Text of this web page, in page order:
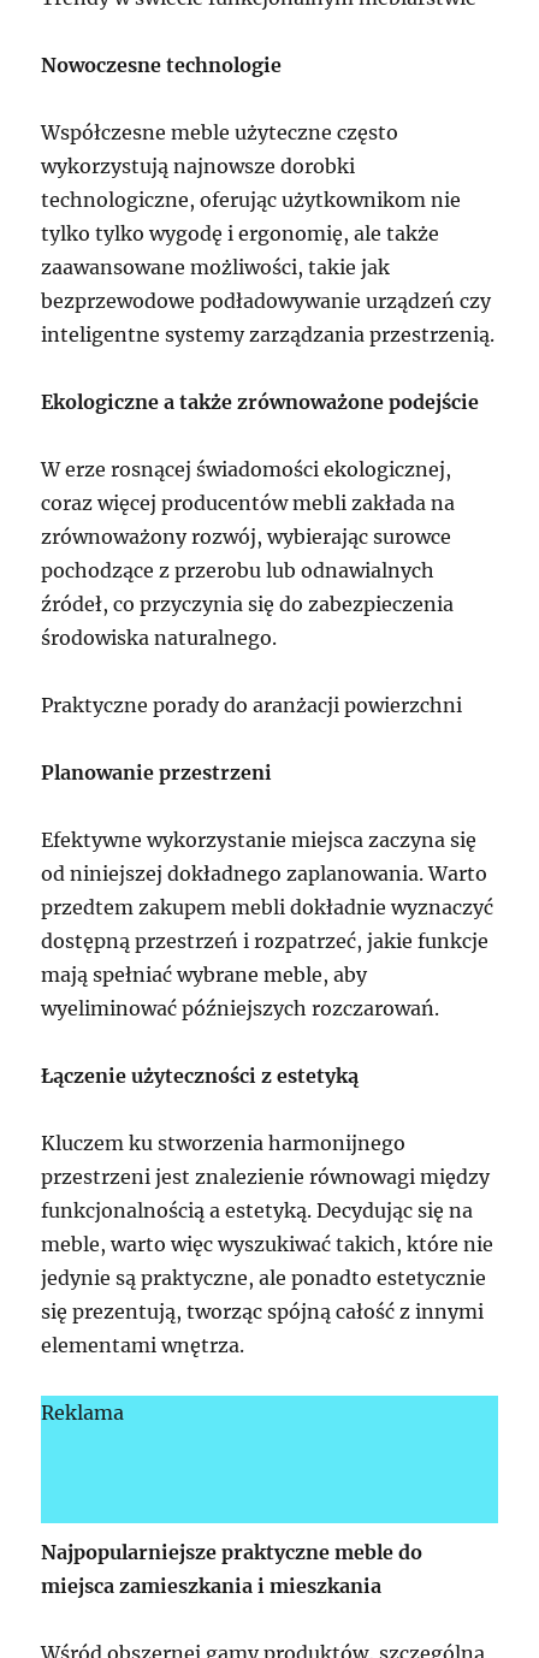
Nowoczesne technologie
Współczesne meble użyteczne często
wykorzystują najnowsze dorobki
technologiczne, oferując użytkownikom nie
tylko tylko wygodę i ergonomię, ale także
zaawansowane możliwości, takie jak
bezprzewodowe podładowywanie urządzeń czy
inteligentne systemy zarządzania przestrzenią.
Ekologiczne a także zrównoważone podejście
W erze rosnącej świadomości ekologicznej,
coraz więcej producentów mebli zakłada na
zrównoważony rozwój, wybierając surowce
pochodzące z przerobu lub odnawialnych
źródeł, co przyczynia się do zabezpieczenia
środowiska naturalnego.
Praktyczne porady do aranżacji powierzchni
Planowanie przestrzeni
Efektywne wykorzystanie miejsca zaczyna się
od niniejszej dokładnego zaplanowania. Warto
przedtem zakupem mebli dokładnie wyznaczyć
dostępną przestrzeń i rozpatrzeć, jakie funkcje
mają spełniać wybrane meble, aby
wyeliminować późniejszych rozczarowań.
Łączenie użyteczności z estetyką
Kluczem ku stworzenia harmonijnego
przestrzeni jest znalezienie równowagi między
funkcjonalnością a estetyką. Decydując się na
meble, warto więc wyszukiwać takich, które nie
jedynie są praktyczne, ale ponadto estetycznie
się prezentują, tworząc spójną całość z innymi
elementami wnętrza.
Reklama
Najpopularniejsze praktyczne meble do
miejsca zamieszkania i mieszkania